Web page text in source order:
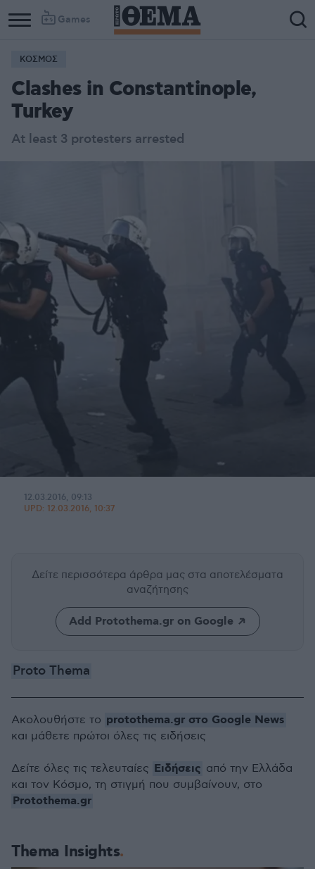
Games
ΚΟΣΜΟΣ
Clashes in Constantinople,
Turkey
At least 3 protesters arrested
12.03.2016, 09:13
UPD: 12.03.2016, 10:37
Δείτε περισσότερα άρθρα μας στα αποτελέσματα
αναζήτησης
Add Protothema.gr on Google
Proto Thema
Thema Insights
Ακολουθήστε το protothema.gr στο Google News
και μάθετε πρώτοι όλες τις ειδήσεις
Δείτε όλες τις τελευταίες Ειδήσεις από την Ελλάδα
και τον Κόσμο, τη στιγμή που συμβαίνουν, στο
Protothema.gr